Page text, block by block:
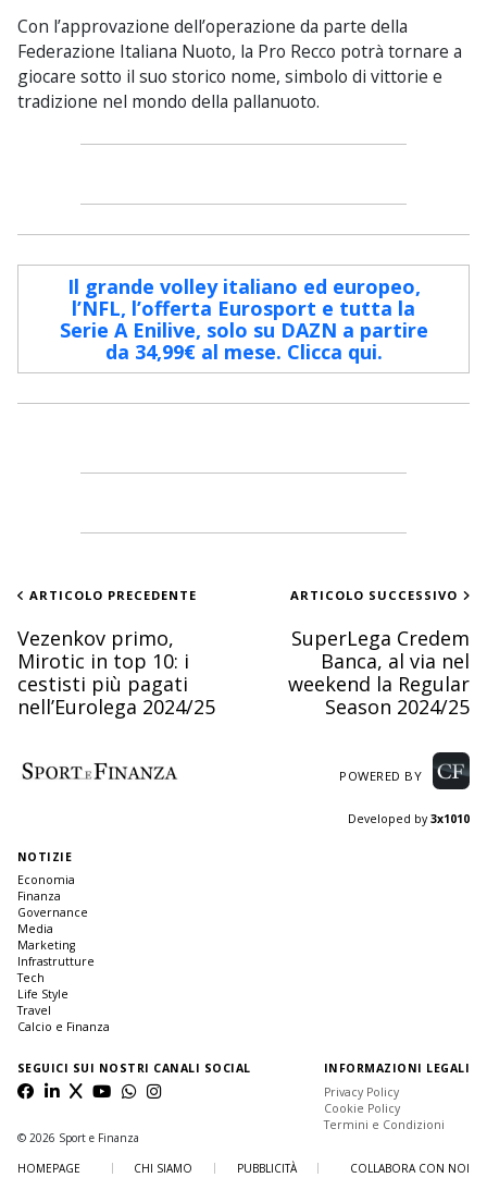
Con l’approvazione dell’operazione da parte della
Federazione Italiana Nuoto, la Pro Recco potrà tornare a
giocare sotto il suo storico nome, simbolo di vittorie e
tradizione nel mondo della pallanuoto.
Il grande volley italiano ed europeo,
l’NFL, l’offerta Eurosport e tutta la
Serie A Enilive, solo su DAZN a partire
da 34,99€ al mese. Clicca qui.
ARTICOLO PRECEDENTE
Vezenkov primo,
Mirotic in top 10: i
cestisti più pagati
nell’Eurolega 2024/25
ARTICOLO SUCCESSIVO
SuperLega Credem
Banca, al via nel
weekend la Regular
Season 2024/25
POWERED BY
Developed by3x1010
NOTIZIE
Economia
Finanza
Governance
Media
Marketing
Infrastrutture
Tech
Life Style
Travel
Calcio e Finanza
SEGUICI SUI NOSTRI CANALI SOCIAL
INFORMAZIONI LEGALI
Privacy Policy
Cookie Policy
Termini e Condizioni
© 2026 Sport e Finanza
HOMEPAGE
CHI SIAMO PUBBLICITÀ COLLABORA CON NOI